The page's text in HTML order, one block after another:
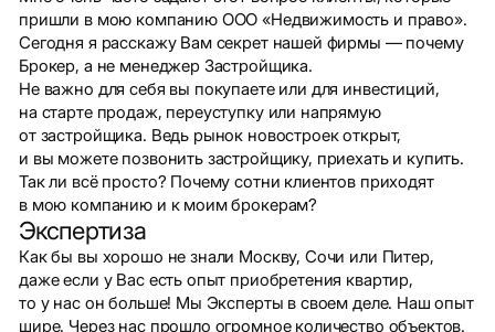
пришли в мою компанию ООО «Недвижимость и право».
Сегодня я расскажу Вам секрет нашей фирмы — почему
Брокер, а не менеджер Застройщика.
Не важно для себя вы покупаете или для инвестиций,
на старте продаж, переуступку или напрямую
от застройщика. Ведь рынок новостроек открыт,
и вы можете позвонить застройщику, приехать и купить.
Так ли всё просто? Почему сотни клиентов приходят
в мою компанию и к моим брокерам?
Экспертиза
Как бы вы хорошо не знали Москву, Сочи или Питер,
даже если у Вас есть опыт приобретения квартир,
то у нас он больше! Мы Эксперты в своем деле. Наш опыт
шире. Через нас прошло огромное количество объектов.